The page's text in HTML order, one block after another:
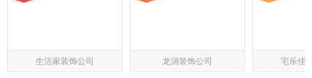
生活家装饰公司 龙润装饰公司 宅乐佳